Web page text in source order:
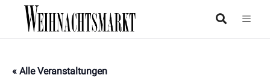
« Alle Veranstaltungen